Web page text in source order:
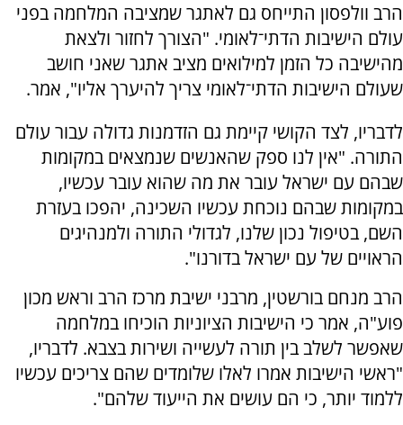
הרב וולפסון התייחס גם לאתגר שמציבה המלחמה בפני
עולם הישיבות הדתי־לאומי. "הצורך לחזור ולצאת
מהישיבה כל הזמן למילואים מציב אתגר שאני חושב
שעולם הישיבות הדתי־לאומי צריך להיערך אליו", אמר.
לדבריו, לצד הקושי קיימת גם הזדמנות גדולה עבור עולם
התורה. "אין לנו ספק שהאנשים שנמצאים במקומות
שבהם עם ישראל עובר את מה שהוא עובר עכשיו,
במקומות שבהם נוכחת עכשיו השכינה, יהפכו בעזרת
השם, בטיפול נכון שלנו, לגדולי התורה ולמנהיגים
הראויים של עם ישראל בדורנו".
הרב מנחם בורשטין, מרבני ישיבת מרכז הרב וראש מכון
פוע"ה, אמר כי הישיבות הציוניות הוכיחו במלחמה
שאפשר לשלב בין תורה לעשייה ושירות בצבא. לדבריו,
"ראשי הישיבות אמרו לאלו שלומדים שהם צריכים עכשיו
ללמוד יותר, כי הם עושים את הייעוד שלהם".